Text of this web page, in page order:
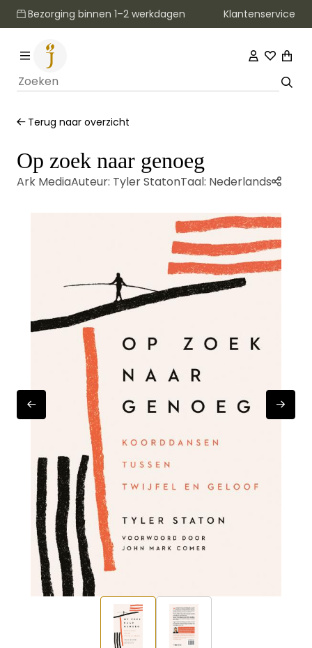
Bezorging binnen 1–2 werkdagen Klantenservice
Terug naar overzicht
Op zoek naar genoeg
Ark MediaAuteur: Tyler StatonTaal: Nederlands